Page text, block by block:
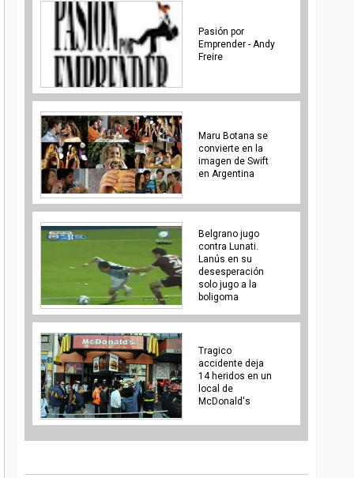
Pasión por
Emprender - Andy
Freire
Maru Botana se
convierte en la
imagen de Swift
en Argentina
Belgrano jugo
contra Lunati.
Lanús en su
desesperación
solo jugo a la
boligoma
Tragico
accidente deja
14 heridos en un
local de
McDonald's